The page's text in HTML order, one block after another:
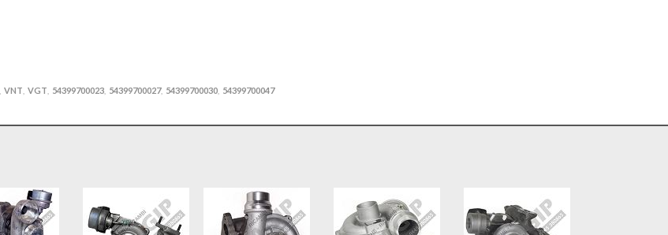
VNT VGT 54399700023 54399700027, 54399700030 54399700047